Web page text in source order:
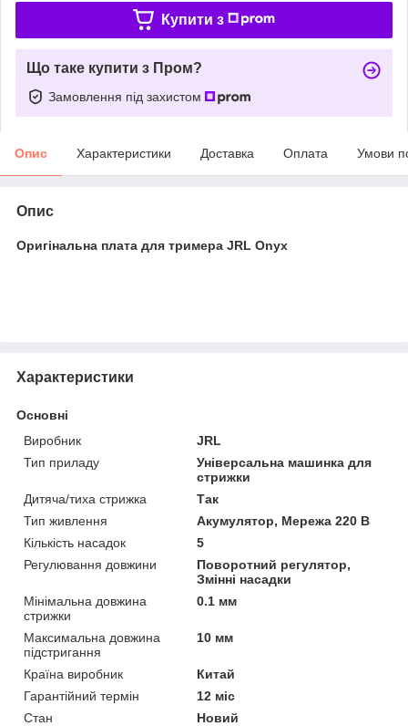
Купити з
Що таке купити з Пром?
Замовлення під захистом
Опис Характеристики Доставка Оплата Умови
Опис
Оригінальна плата для тримера JRL Onyx
Характеристики
Основні
Виробник
JRL
Тип приладу
Універсальна машинка для
стрижки
Дитяча/тиха стрижка
Так
Тип живлення
Акумулятор, Мережа 220 В
Кількість насадок
5
Регулювання довжини
Поворотний регулятор,
Змінні насадки
Мінімальна довжина
стрижки
0.1 мм
Максимальна довжина
підстригання
10 мм
Країна виробник
Китай
Гарантійний термін
12 міс
Стан
Новий